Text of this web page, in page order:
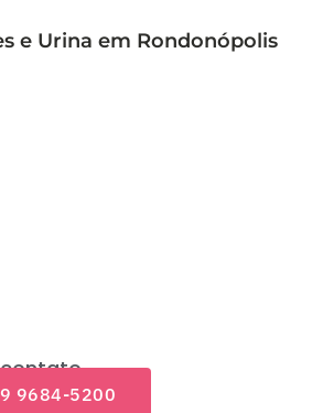
e Urina em Rondonópolis
9684-5200